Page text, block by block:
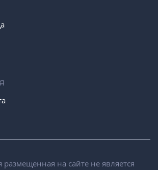
на сайте не является